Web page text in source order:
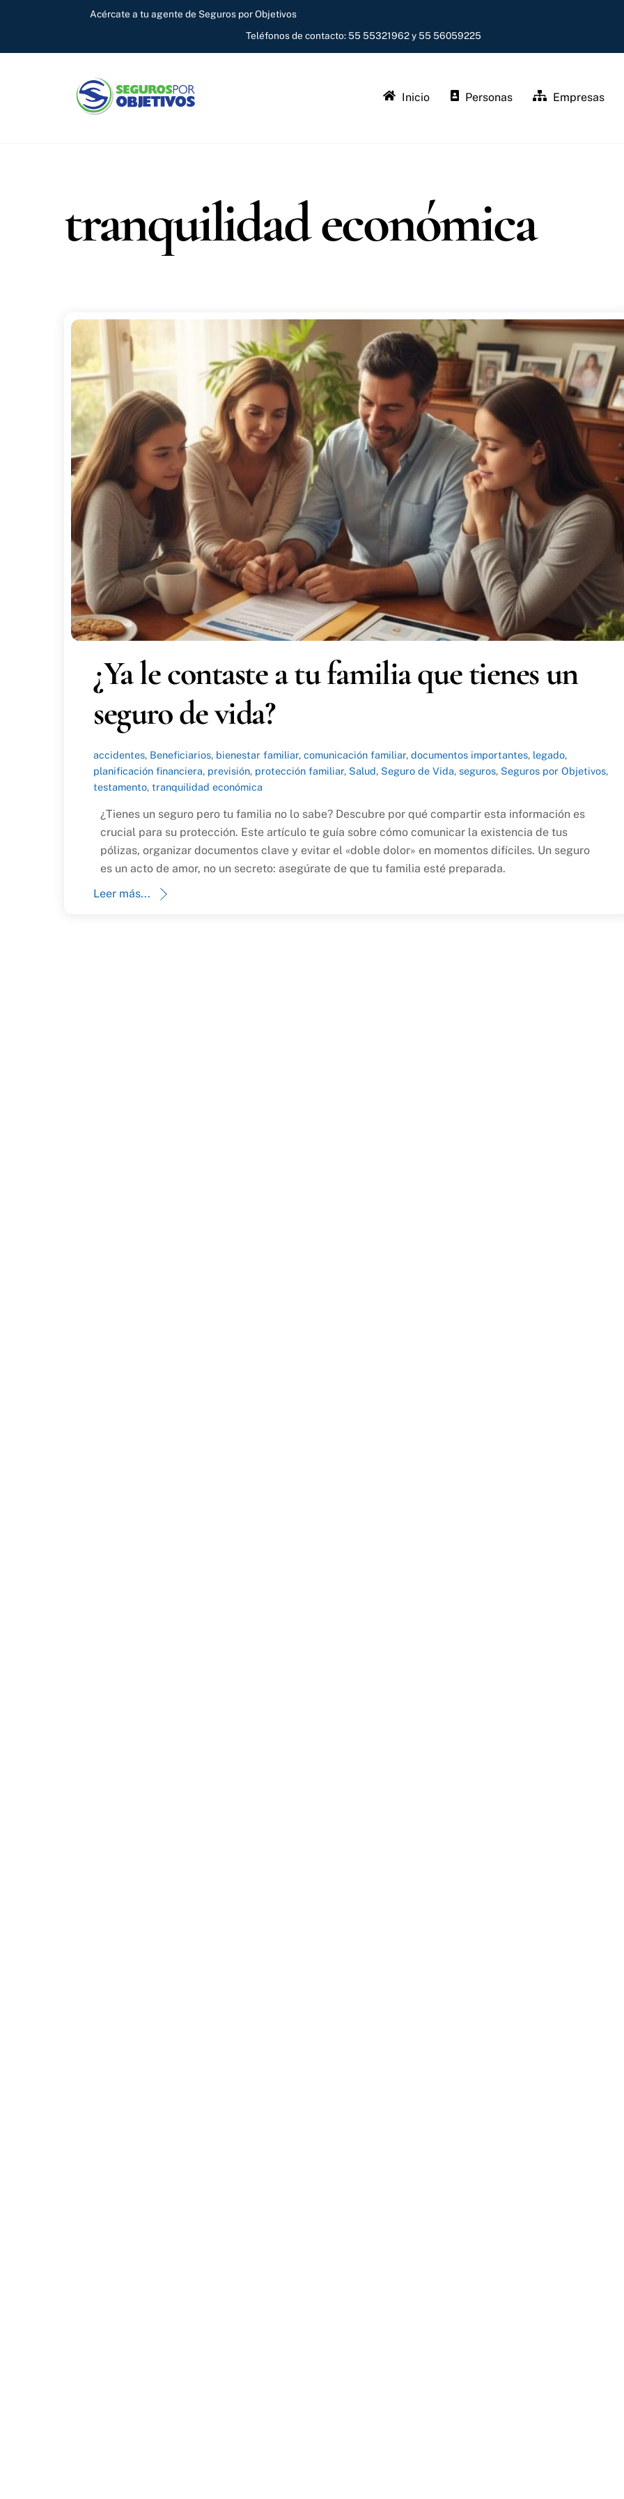
Acércate a tu agente de Seguros por Objetivos
Teléfonos de contacto: 55 55321962 y 55 56059225
Inicio Personas Empresas
tranquilidad económica
¿Ya le contaste a tu familia que tienes un
seguro de vida?
accidentes, Beneficiarios, bienestar familiar,comunicación familiar,documentos importantes, legado,
planificación financiera, previsión, protección familiar, Salud, Seguro de Vida,seguros, Seguros por Objetivos,
testamento,tranquilidad económica
¿Tienes un seguro pero tu familia no lo sabe? Descubre por qué compartir esta información es
crucial para su protección. Este artículo te guía sobre cómo comunicar la existencia de tus
pólizas, organizar documentos clave y evitar el «doble dolor» en momentos difíciles. Un seguro
es un acto de amor, no un secreto: asegúrate de que tu familia esté preparada.
Leer más...